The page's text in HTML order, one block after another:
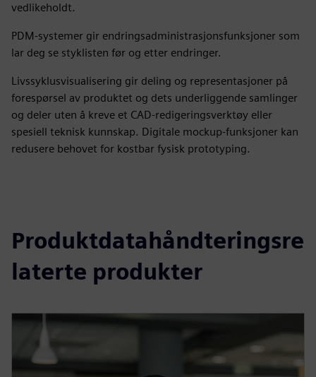
vedlikeholdt.
PDM-systemer gir endringsadministrasjonsfunksjoner som
lar deg se styklisten før og etter endringer.
Livssyklusvisualisering gir deling og representasjoner på
forespørsel av produktet og dets underliggende samlinger
og deler uten å kreve et CAD-redigeringsverktøy eller
spesiell teknisk kunnskap. Digitale mockup-funksjoner kan
redusere behovet for kostbar fysisk prototyping.
Produktdatahåndteringsre
laterte produkter